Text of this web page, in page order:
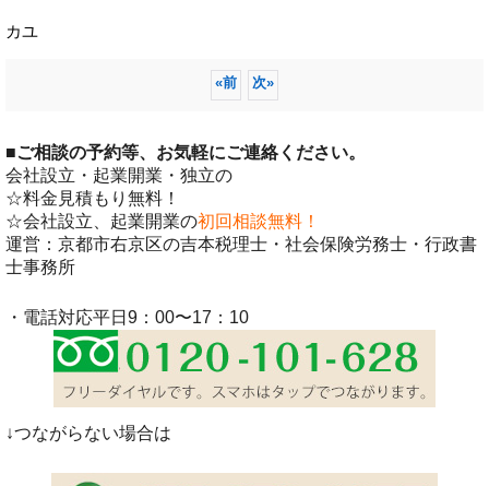
カユ
«前 次»
■ご相談の予約等、お気軽にご連絡ください。
会社設立・起業開業・独立の
☆料金見積もり無料！
☆会社設立、起業開業の初回相談無料！
運営：京都市右京区の吉本税理士・社会保険労務士・行政書
士事務所
・電話対応平日9：00〜17：10
↓つながらない場合は